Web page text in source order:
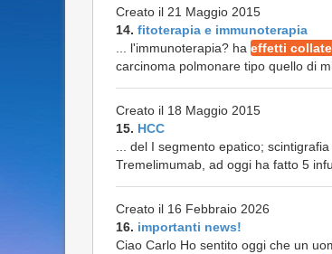
Creato il 21 Maggio 2015
14. fitoterapia e immunoterapia
... l'immunoterapia? ha effetti
carcinoma polmonare tipo quello di
Creato il 18 Maggio 2015
15. HCC
... del I segmento epatico;
Tremelimumab, ad oggi ha fatto 5
Creato il 16 Febbraio 2026
16. importanti news!
Ciao Carlo Ho sentito oggi che un